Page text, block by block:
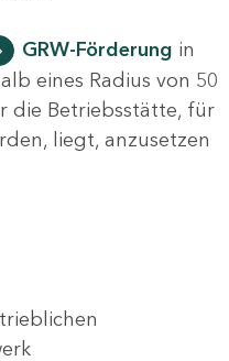
GRW-Förderung in
eines Radius von 50
die Betriebsstätte, für
liegt, anzusetzen